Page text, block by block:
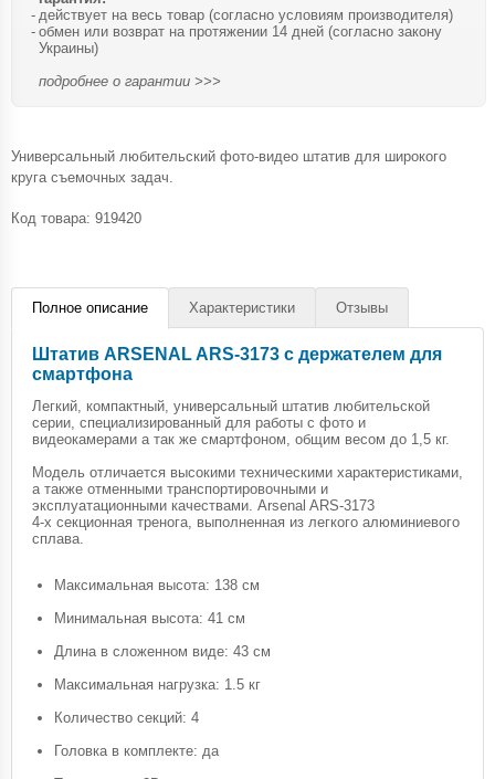
действует на весь товар (согласно условиям производителя)
обмен или возврат на протяжении 14 дней (согласно закону
Украины)
подробнее о гарантии >>>
Универсальный любительский фото-видео штатив для широкого
круга съемочных задач.
Код товара: 919420
Полное описание Характеристики Отзывы
Штатив ARSENAL ARS-3173 с держателем для
смартфона
Легкий, компактный, универсальный штатив любительской
серии, специализированный для работы с фото и
видеокамерами а так же смартфоном, общим весом до 1,5 кг.
Модель отличается высокими техническими характеристиками,
а также отменными транспортировочными и
эксплуатационными качествами. Arsenal ARS-3173
4-х секционная тренога, выполненная из легкого алюминиевого
сплава.
Максимальная высота: 138 см
Минимальная высота: 41 см
Длина в сложенном виде: 43 см
Максимальная нагрузка: 1.5 кг
Количество секций: 4
Головка в комплекте: да